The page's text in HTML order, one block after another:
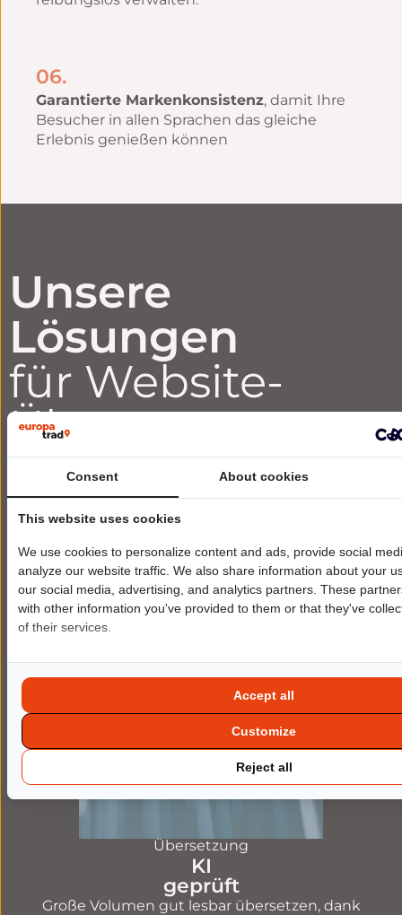
06.
Garantierte Markenkonsistenz, damit Ihre
Besucher in allen Sprachen das gleiche
Erlebnis genießen können
Unsere
Lösungen
für Website-
Übersetzungen
Möchten Sie die jeweils beste
Übersetzungslösung für Ihre
Inhalte ermitteln?
Übersetzung
KI
geprüft
Große Volumen gut lesbar übersetzen, dank
Consent About cookies
This website uses cookies
We use cookies to personalize content and ads, provide social
analyze our website traffic. We also share information about your
our social media, advertising, and analytics partners. These
with other information you've provided to them or that they've
of their services.
Reject all
Customize
Accept all